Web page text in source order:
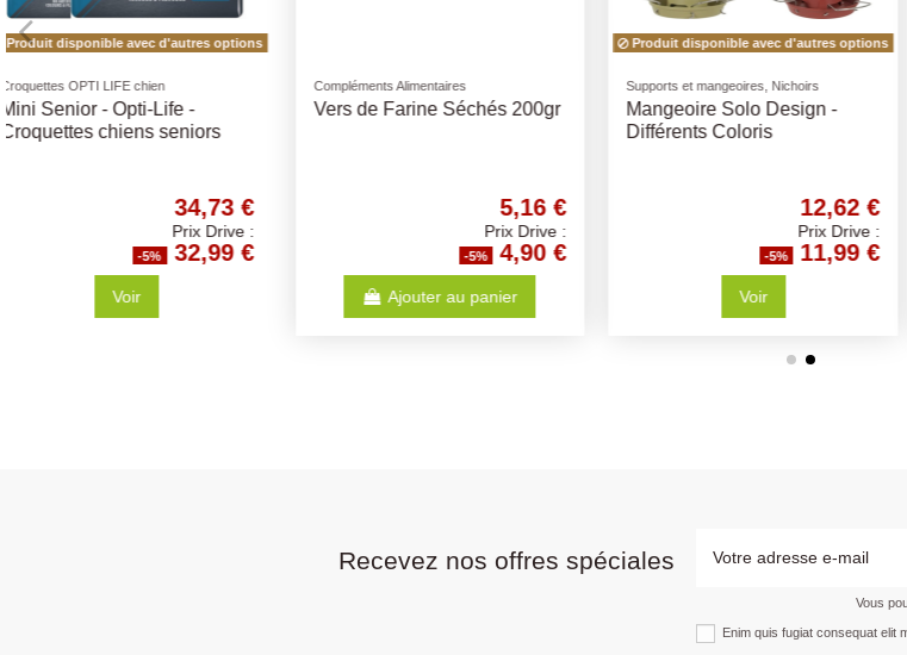
Compléments Alimentaires
Vers de Farine Séchés 200gr
5,16 €
Prix Drive :
-5% 4,90 €
Ajouter au panier
Produit disponible avec d'autres options
Supports et mangeoires, Nichoirs
Mangeoire Solo Design -
12,62 €
Prix Drive :
-5% 11,99 €
Voir
Boules de Graisse
Stick XL Vers de Farine
400Gr
4,20
Prix
-5% 3,99
Ajouter au panier
Recevez nos offres spéciales
Vous
Enim quis fugiat consequat elit